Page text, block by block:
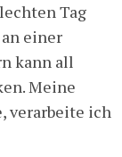
Tag
einer
kann all
Meine
verarbeite ich